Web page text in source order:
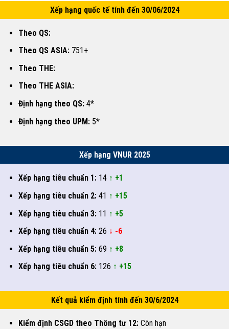
Xếp hạng quốc tế tính đến 30/06/2024
Theo QS:
Theo QS ASIA:751+
Theo THE:
Theo THE ASIA:
Định hạng theo QS:4*
Định hạng theo UPM:5*
Xếp hạng VNUR 2025
Xếp hạng tiêu chuẩn 1:14 ↑ +1
Xếp hạng tiêu chuẩn 2:41 ↑ +15
Xếp hạng tiêu chuẩn 3:11 ↑ +5
Xếp hạng tiêu chuẩn 4:26 ↓ -6
Xếp hạng tiêu chuẩn 5:69 ↑ +8
Xếp hạng tiêu chuẩn 6:126 ↑ +15
Kết quả kiểm định tính đến 30/6/2024
Kiểm định CSGD theo Thông tư 12:Còn hạn